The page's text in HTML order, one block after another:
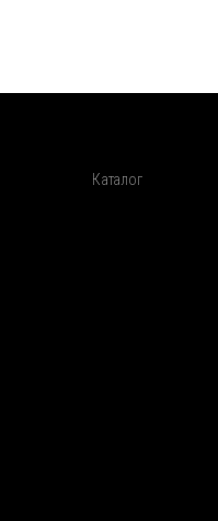
Каталог